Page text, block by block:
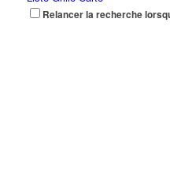
Relancer la recherche